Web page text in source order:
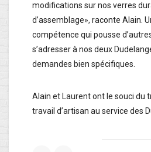
modifications sur nos verres
d’assemblage», raconte Alain.
compétence qui pousse
s’adresser à nos deux
demandes bien spécifiques.
Alain et Laurent ont le souci du
travail d’artisan au service des